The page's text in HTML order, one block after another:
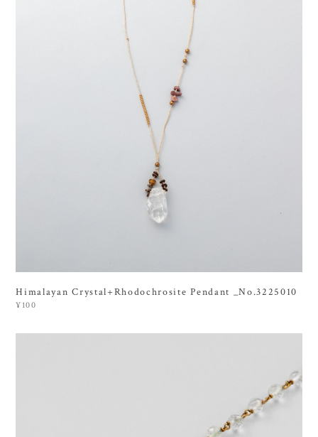
Himalayan Crystal+Rhodochrosite Pendant _No.3225010
¥100